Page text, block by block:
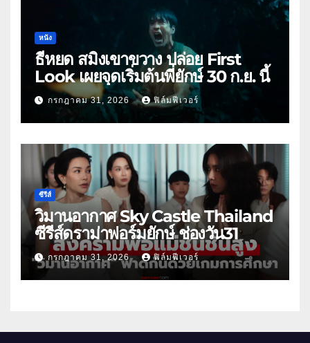
หนัง
ธี่หยด สมิงเขาขวาง ปล่อย First
Look เผยจุดเริ่มต้นพี่ยักษ์ 30 ก.ย. นี้
กรกฎาคม 31, 2026 ฟิล์มฟีเวอร์
ซีรีส์
วิมานอากาศ Sky Castle Thailand
ซีรีส์ดราม่าฟอร์มยักษ์ ช่องวัน31
กรกฎาคม 31, 2026 ฟิล์มฟีเวอร์